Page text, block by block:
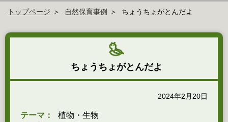
トップページ 自然保育事例 ちょうちょがとんだよ
ちょうちょがとんだよ
2024年2月20日
テーマ：
植物・生物